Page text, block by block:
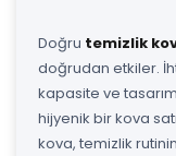
Doğru temizlik
doğrudan etkiler.
kapasite ve
hijyenik bir kova
kova, temizlik